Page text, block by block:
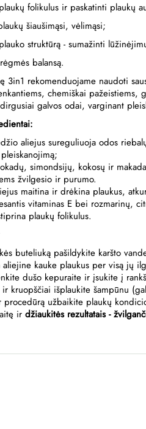
folikulus ir paskatinti plaukų
šiaušimąsi, vėlimąsi;
struktūrą - sumažinti
balansą.
3in1 rekomenduojame naudoti
chemiškai pažeistiems,
galvos odai, varginant
aliejus sureguliuoja odos
simondsijų, kokosų ir
žvilgesio ir purumo.
maitina ir drėkina plaukus,
vitaminas E bei rozmarinų,
plaukų folikulus.
buteliuką pašildykite karšto
aliejine kauke plaukus per visą jų
dušo kepuraite ir įsukite į
kruopščiai išplaukite šampūnu
procedūrą užbaikite plaukų
ir džiaukitės rezultatais -